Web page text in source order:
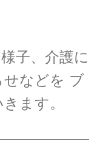
子、介護に
などを ブ
ます。